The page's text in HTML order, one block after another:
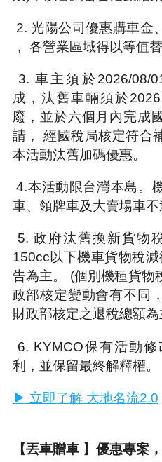
2. 光陽公司優惠購車金
， 各營業區域得以等值
3. 車主須於2026/08/
成，汰舊車輛須於
廢，並於六個月內完成
請， 經國稅局核定符合
本活動汰舊加碼優惠。
4.本活動限台灣本島。
車、領牌車及大賣場車不
5. 政府汰舊換新貨物
150cc以下機車貨物稅
告為主。 (個別機種貨物
政部核定變動會有不同
財政部核定之退稅總額為
6. KYMCO保有活動
利，並保留最終解釋權。
▶ 立即了解 大地名流2.0
【丟車贈車 】優惠專案